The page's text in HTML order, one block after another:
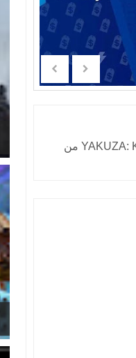
تعرف على قصة لعبة YAKUZA: KIWAMI من